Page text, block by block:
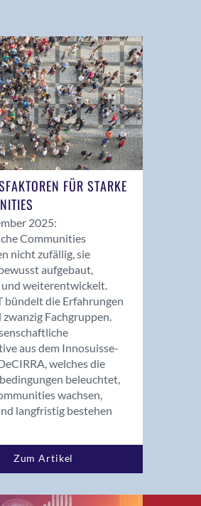
FÜR STARKE
2025:
Communities
nicht zufällig, sie
aufgebaut,
weiterentwickelt.
bündelt die Erfahrungen
Fachgruppen.
aus dem Innosuisse-
welches die
beleuchtet,
wachsen,
langfristig bestehen
Zum Artikel